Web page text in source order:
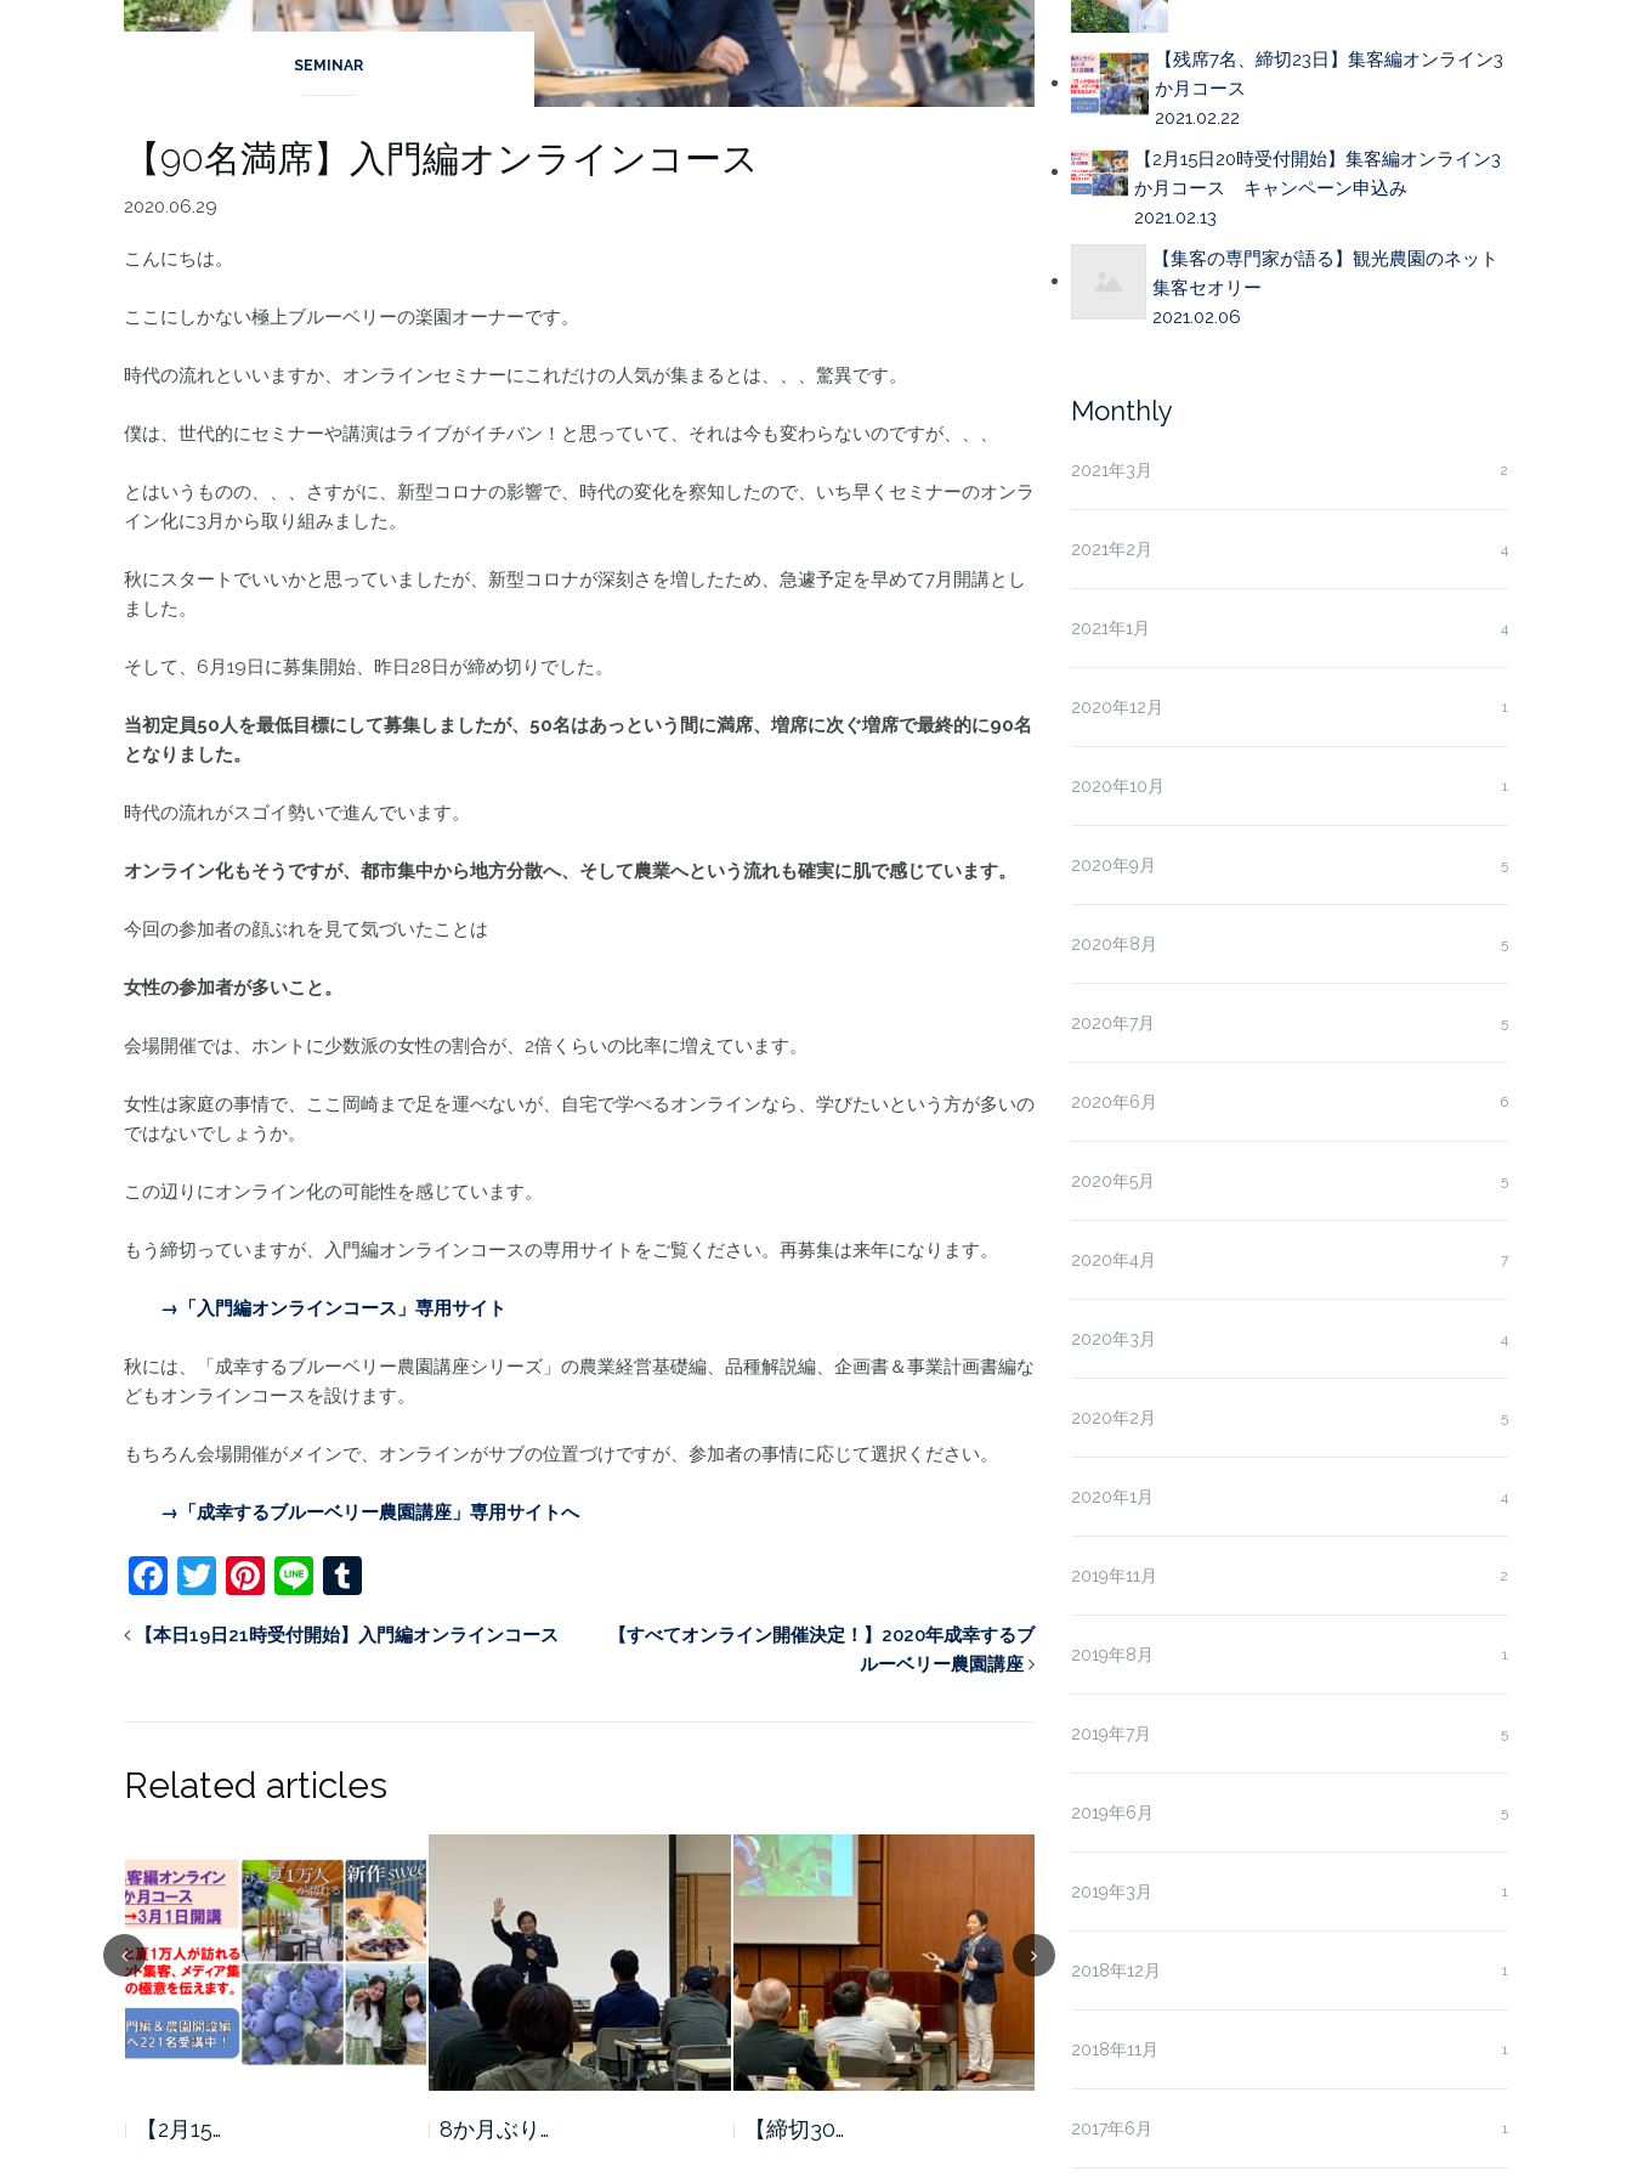
SEMINAR
【90名満席】入門編オンラインコース
2020.06.29
こんにちは。
ここにしかない極上ブルーベリーの楽園オーナーです。
時代の流れといいますか、オンラインセミナーにこれだけの人気が集まるとは、、、驚異です。
僕は、世代的にセミナーや講演はライブがイチバン！と思っていて、それは今も変わらないのですが、、、
とはいうものの、、、さすがに、新型コロナの影響で、時代の変化を察知したので、いち早くセミナーのオンラ
イン化に3月から取り組みました。
秋にスタートでいいかと思っていましたが、新型コロナが深刻さを増したため、急遽予定を早めて7月開講とし
ました。
そして、6月19日に募集開始、昨日28日が締め切りでした。
当初定員50人を最低目標にして募集しましたが、50名はあっという間に満席、増席に次ぐ増席で最終的に90名
となりました。
時代の流れがスゴイ勢いで進んでいます。
オンライン化もそうですが、都市集中から地方分散へ、そして農業へという流れも確実に肌で感じています。
今回の参加者の顔ぶれを見て気づいたことは
女性の参加者が多いこと。
会場開催では、ホントに少数派の女性の割合が、2倍くらいの比率に増えています。
女性は家庭の事情で、ここ岡崎まで足を運べないが、自宅で学べるオンラインなら、学びたいという方が多いの
ではないでしょうか。
この辺りにオンライン化の可能性を感じています。
もう締切っていますが、入門編オンラインコースの専用サイトをご覧ください。再募集は来年になります。
→「入門編オンラインコース」専用サイト
秋には、「成幸するブルーベリー農園講座シリーズ」の農業経営基礎編、品種解説編、企画書＆事業計画書編な
どもオンラインコースを設けます。
もちろん会場開催がメインで、オンラインがサブの位置づけですが、参加者の事情に応じて選択ください。
→ 「成幸するブルーベリー農園講座」専用サイトへ
Facebook
Twitter
Pinterest
Line
【本日19日21時受付開始】入門編オンラインコース
【すべてオンライン開催決定！】2020年成幸するブ
ルーベリー農園講座
Related articles
【2月15… 8か月ぶり… 【締切30… 緊急増席】…
【残席7名、締切23日】集客編オンライン3
か月コース
2021.02.22
【2月15日20時受付開始】集客編オンライン3
か月コース キャンペーン申込み
2021.02.13
【集客の専門家が語る】観光農園のネット
集客セオリー
2021.02.06
Monthly
2021年3月 2
2021年2月 4
2021年1月 4
2020年12月 1
2020年10月 1
2020年9月 5
2020年8月 5
2020年7月 5
2020年6月 6
2020年5月 5
2020年4月 7
2020年3月 4
2020年2月 5
2020年1月 4
2019年11月 2
2019年8月 1
2019年7月 5
2019年6月 5
2019年3月 1
2018年12月 1
2018年11月 1
2017年6月 1